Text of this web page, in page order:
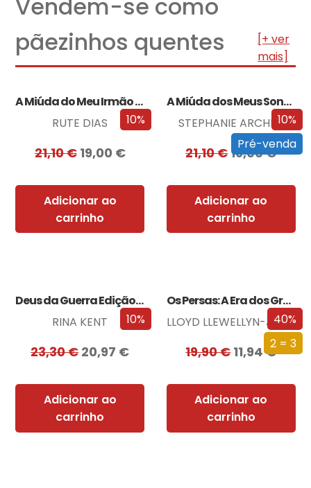
Vendem-se como
pãezinhos quentes
[+ ver
mais]
10%
A Miúda do Meu Irmão – Edição…
RUTE DIAS
21,10€ 19,00 €
Adicionar ao
carrinho
10%
Pré-venda
A Miúda dos Meus Sonhos – Edição…
STEPHANIE ARCHER
21,10€19,00€
Adicionar ao
carrinho
10%
Deus da Guerra Edição com EDGES
RINA KENT
23,30€20,97 €
Adicionar ao
carrinho
40%
2 = 3
Os Persas: A Era dos Grandes Reis
LLOYD LLEWELLYN-JONES
19,90€11,94€
Adicionar ao
carrinho